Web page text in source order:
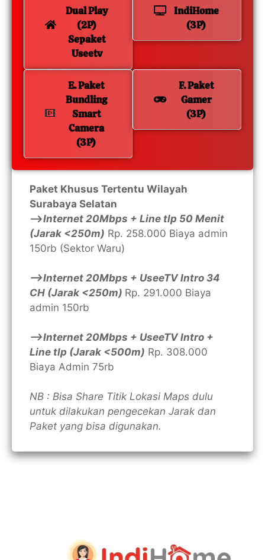
Dual Play
(2P)
Sepaket
Useetv
IndiHome
(3P)
E. Paket
Bundling
Smart
Camera
(3P)
F. Paket
Gamer
(3P)
Paket Khusus Tertentu Wilayah
Surabaya Selatan
—>Internet 20Mbps + Line tlp 50 Menit
(Jarak <250m) Rp. 258.000 Biaya admin
150rb (Sektor Waru)
—>Internet 20Mbps + UseeTV Intro 34
CH (Jarak <250m) Rp. 291.000 Biaya
admin 150rb
—>Internet 20Mbps + UseeTV Intro +
Line tlp (Jarak <500m) Rp. 308.000
Biaya Admin 75rb
NB : Bisa Share Titik Lokasi Maps dulu
untuk dilakukan pengecekan Jarak dan
Paket yang bisa digunakan.